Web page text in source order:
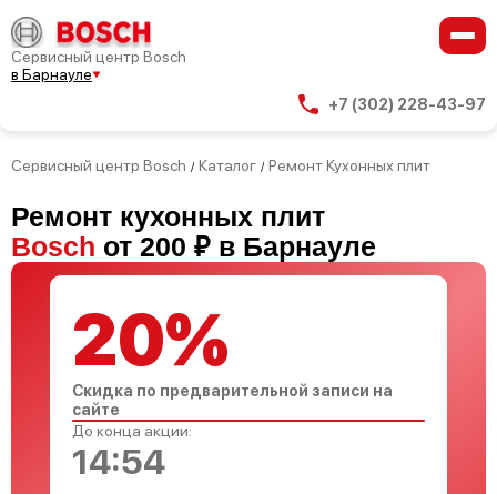
Сервисный центр Bosch
в Барнауле
+7 (302) 228-43-97
Сервисный центр Bosch / Каталог / Ремонт Кухонных плит
Ремонт кухонных плит
Bosch от 200 ₽ в Барнауле
20%
Скидка по предварительной записи на
сайте
До конца акции:
14:53